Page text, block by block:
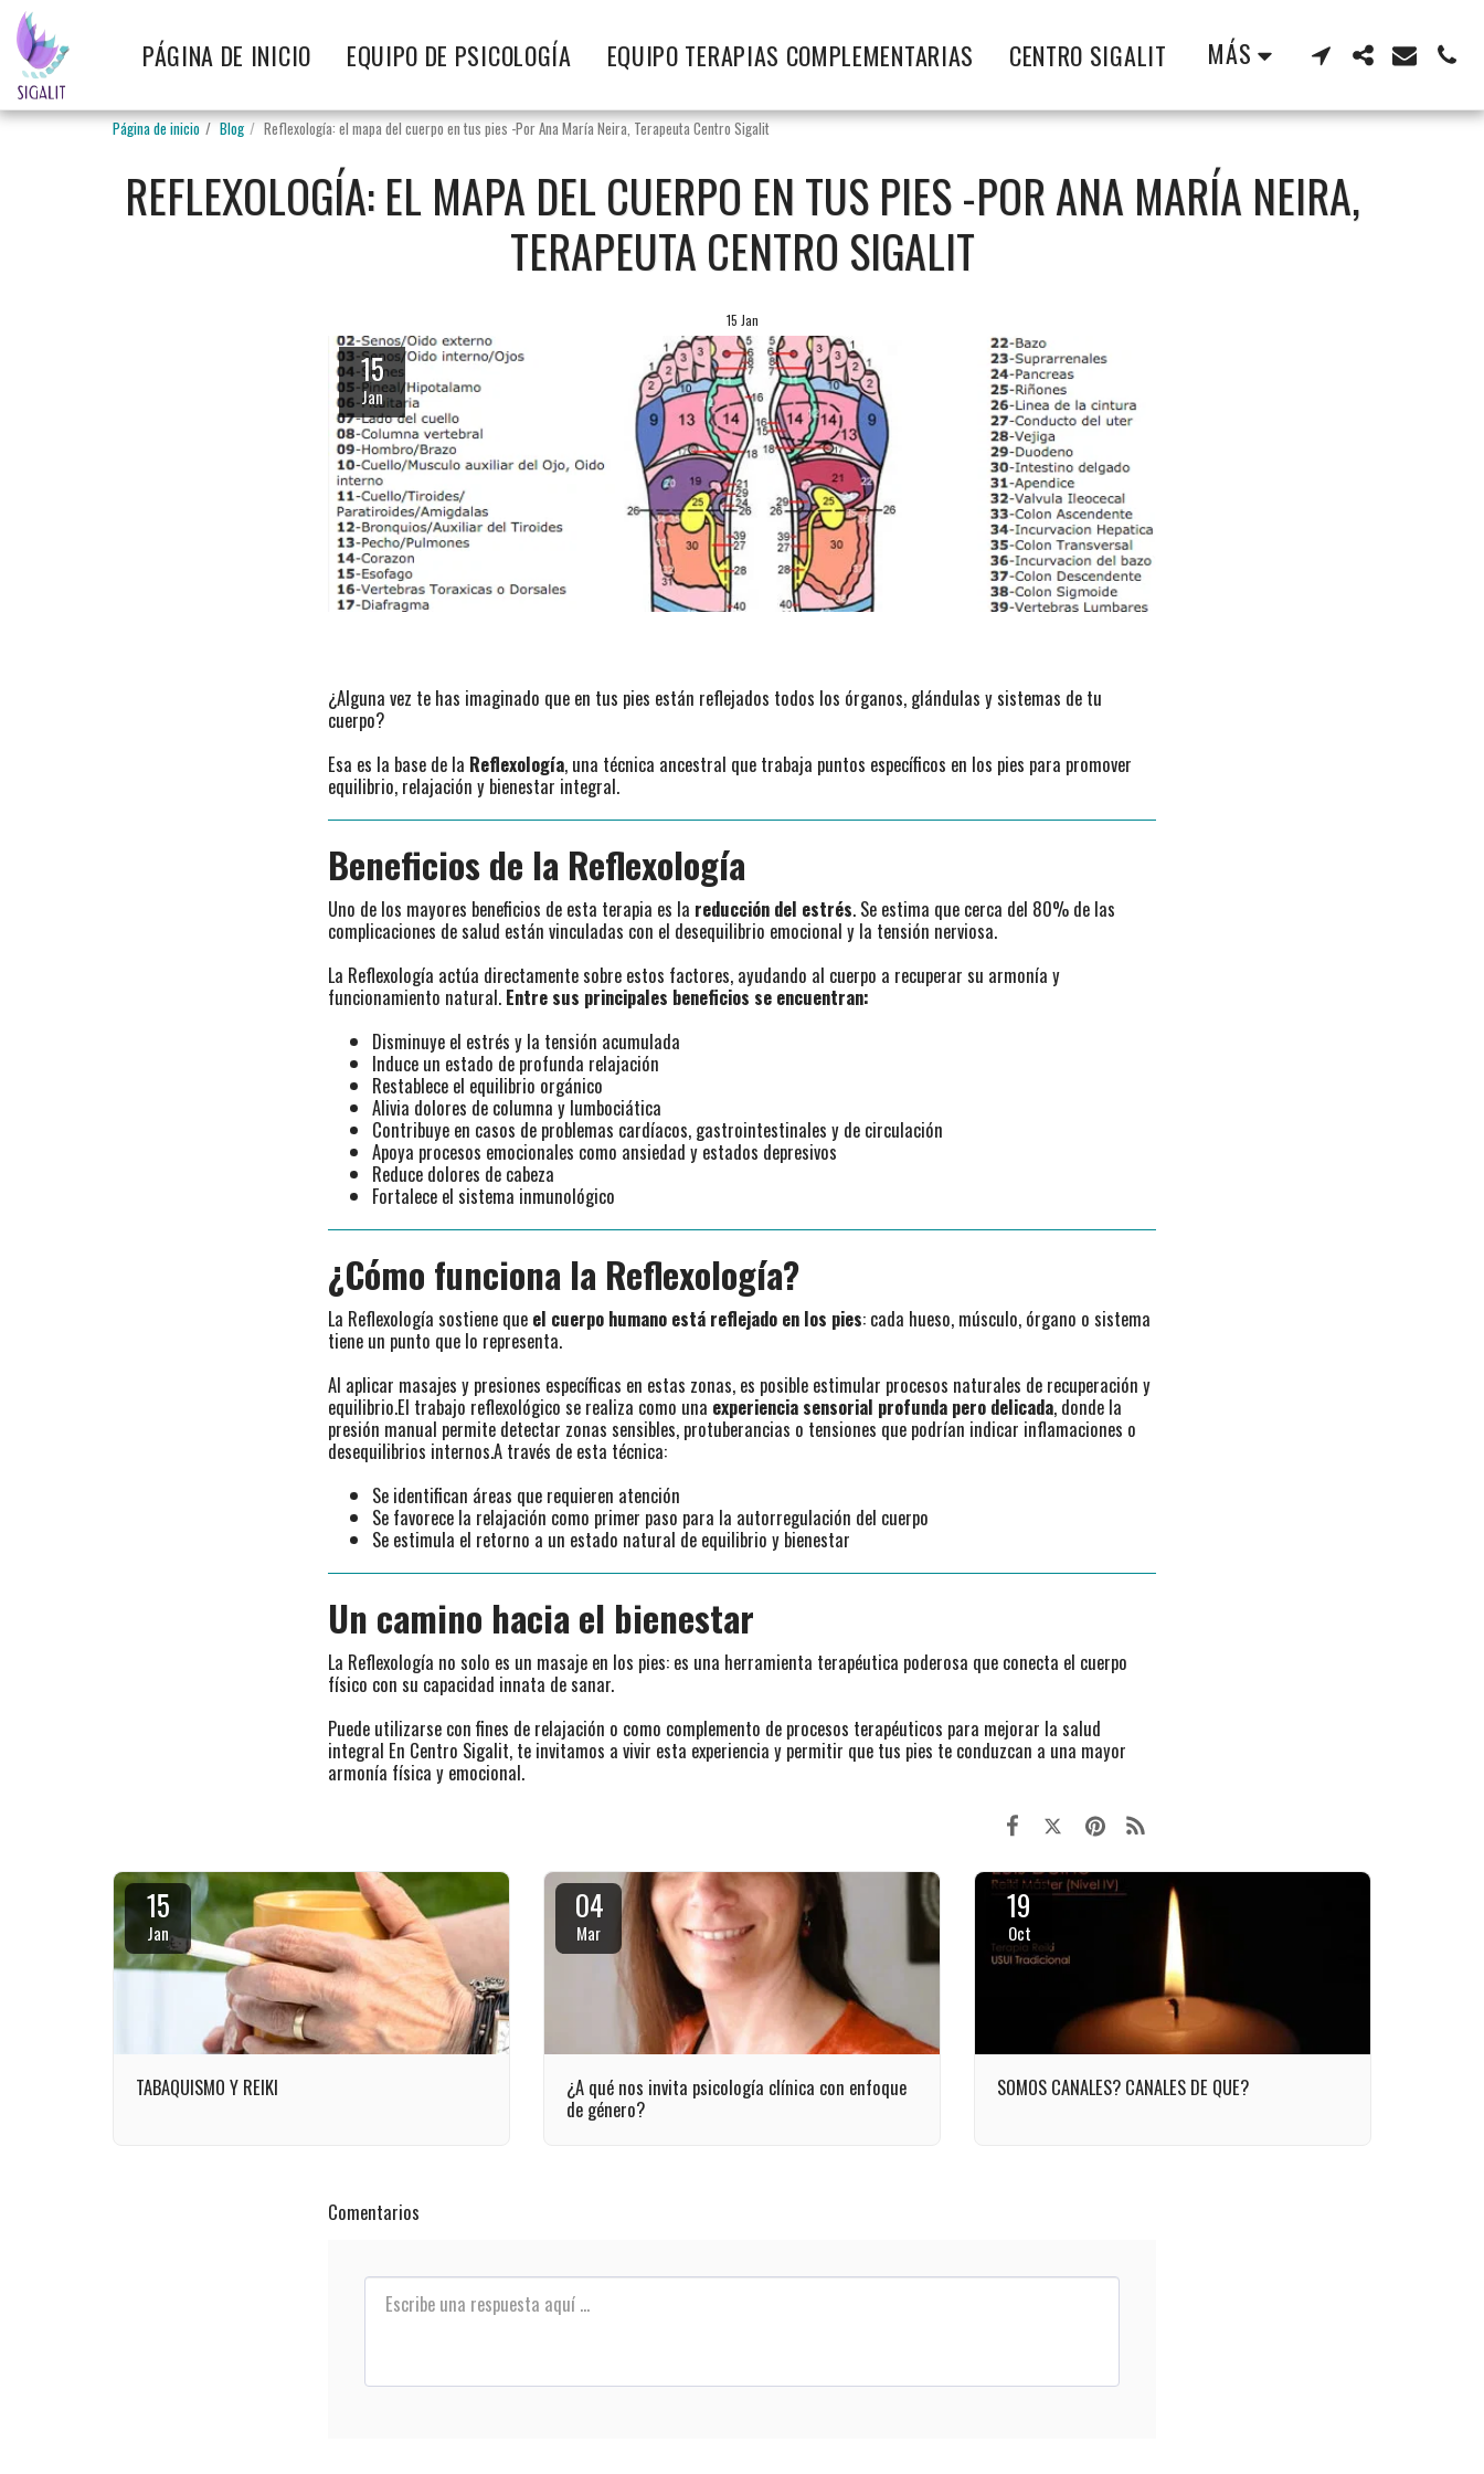
PÁGINA DE INICIO EQUIPO DE PSICOLOGÍA EQUIPO TERAPIAS COMPLEMENTARIAS CENTRO SIGALIT MÁS
Página de inicio Blog Reflexología: el mapa del cuerpo en tus pies -Por Ana María Neira, Terapeuta Centro Sigalit
REFLEXOLOGÍA: EL MAPA DEL CUERPO EN TUS PIES -POR ANA MARÍA NEIRA,
TERAPEUTA CENTRO SIGALIT
15 Jan
15
Jan
¿Alguna vez te has imaginado que en tus pies están reflejados todos los órganos, glándulas y sistemas de tu
cuerpo?
Esa es la base de la Reflexología, una técnica ancestral que trabaja puntos específicos en los pies para promover
equilibrio, relajación y bienestar integral.
Beneficios de la Reflexología
Uno de los mayores beneficios de esta terapia es la reducción del estrés. Se estima que cerca del 80% de las
complicaciones de salud están vinculadas con el desequilibrio emocional y la tensión nerviosa.
La Reflexología actúa directamente sobre estos factores, ayudando al cuerpo a recuperar su armonía y
funcionamiento natural. Entre sus principales beneficios se encuentran:
Disminuye el estrés y la tensión acumulada
Induce un estado de profunda relajación
Restablece el equilibrio orgánico
Alivia dolores de columna y lumbociática
Contribuye en casos de problemas cardíacos, gastrointestinales y de circulación
Apoya procesos emocionales como ansiedad y estados depresivos
Reduce dolores de cabeza
Fortalece el sistema inmunológico
¿Cómo funciona la Reflexología?
La Reflexología sostiene que el cuerpo humano está reflejado en los pies: cada hueso, músculo, órgano o sistema
tiene un punto que lo representa.
Al aplicar masajes y presiones específicas en estas zonas, es posible estimular procesos naturales de recuperación y
equilibrio.El trabajo reflexológico se realiza como una experiencia sensorial profunda pero delicada, donde la
presión manual permite detectar zonas sensibles, protuberancias o tensiones que podrían indicar inflamaciones o
desequilibrios internos.A través de esta técnica:
Se identifican áreas que requieren atención
Se favorece la relajación como primer paso para la autorregulación del cuerpo
Se estimula el retorno a un estado natural de equilibrio y bienestar
Un camino hacia el bienestar
La Reflexología no solo es un masaje en los pies: es una herramienta terapéutica poderosa que conecta el cuerpo
físico con su capacidad innata de sanar.
Puede utilizarse con fines de relajación o como complemento de procesos terapéuticos para mejorar la salud
integral En Centro Sigalit, te invitamos a vivir esta experiencia y permitir que tus pies te conduzcan a una mayor
armonía física y emocional.
15
Jan
TABAQUISMO Y REIKI
04
Mar
¿A qué nos invita psicología clínica con enfoque
de género?
19
Oct
SOMOS CANALES? CANALES DE QUE?
Comentarios